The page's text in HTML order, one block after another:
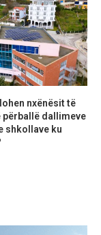
nxënësit të
përballë dallimeve
shkollave ku